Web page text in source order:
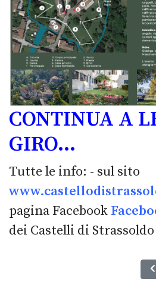
CONTINUA A
GIRO…
Tutte le info: - sul sito
pagina Facebook
dei Castelli di Strassoldo